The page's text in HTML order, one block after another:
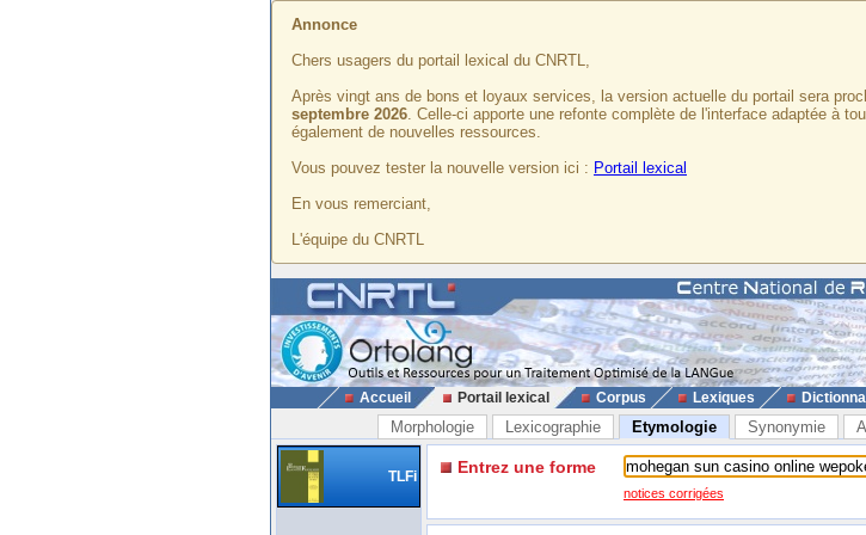
Annonce
Chers usagers du portail lexical du CNRTL,
Après vingt ans de bons et loyaux services, la version actuelle du portail sera
septembre 2026. Celle-ci apporte une refonte complète de l'interface adaptée à
également de nouvelles ressources.
Vous pouvez tester la nouvelle version ici : Portail lexical
En vous remerciant,
L'équipe du CNRTL
Accueil Portail lexical Corpus Lexiques
Morphologie Lexicographie Etymologie Synonymie
TLFi Entrez une forme
notices corrigées